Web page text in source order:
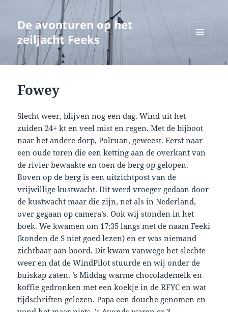
De avonturen op het
zeiljacht Feeks
WIDGETS
Fowey
Slecht weer, blijven nog een dag. Wind uit het
zuiden 24+ kt en veel mist en regen. Met de bijboot
naar het andere dorp, Polruan, geweest. Eerst naar
een oude toren die een ketting aan de overkant van
de rivier bewaakte en toen de berg op gelopen.
Boven op de berg is een uitzichtpost van de
vrijwillige kustwacht. Dit werd vroeger gedaan door
de kustwacht maar die zijn, net als in Nederland,
over gegaan op camera’s. Ook wij stonden in het
boek. We kwamen om 17:35 langs met de naam Feeki
(konden de S niet goed lezen) en er was niemand
zichtbaar aan boord. Dit kwam vanwege het slechte
weer en dat de WindPilot stuurde en wij onder de
buiskap zaten. ’s Middag warme chocolademelk en
koffie gedronken met een koekje in de RFYC en wat
tijdschriften gelezen. Papa een douche genomen en